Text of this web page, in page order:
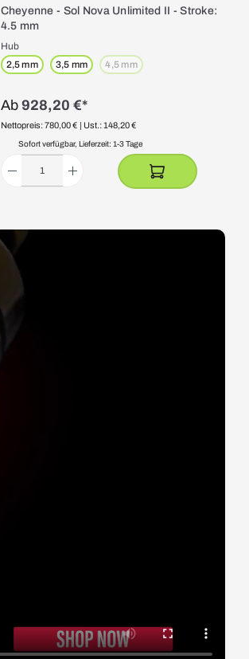
Cheyenne - Sol Nova Unlimited II - Stroke:
4.5 mm
Hub
2,5 mm
3,5 mm 4,5 mm(Diese Option ist zurzeit nicht
Ab 928,20 €*
Nettopreis: 780,00 € | Ust.: 148,20 €
Sofort verfügbar, Lieferzeit: 1-3 Tage